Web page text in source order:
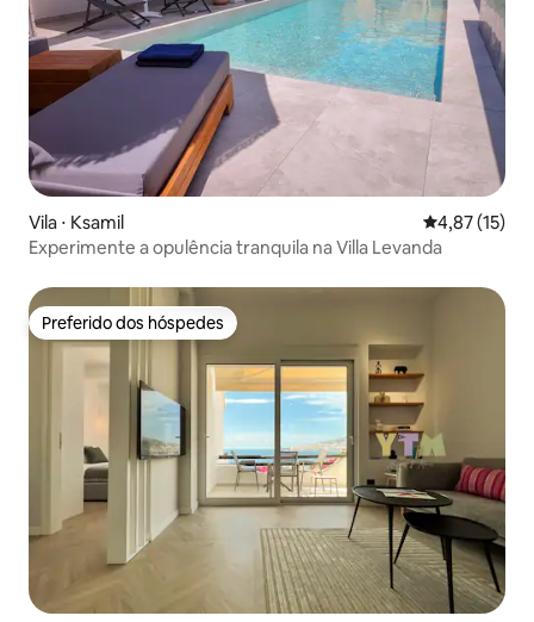
Vila ⋅ Ksamil 4,87 de uma
4,87 (15)
Experimente a opulência tranquila na Villa Levanda
Preferido dos hóspedes
Preferido dos hóspedes